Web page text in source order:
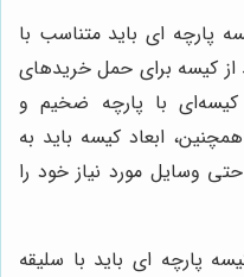
پارچه ای باید متناسب با
از کیسه برای حمل خریدهای
کیسه‌ای با پارچه ضخیم و
ابعاد کیسه باید به
وسایل مورد نیاز خود را
پارچه ای باید با سلیقه